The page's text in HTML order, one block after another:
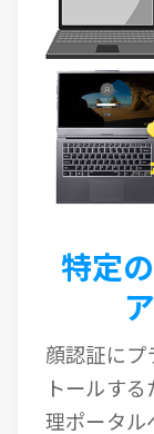
特定
顔認証にプ
トールす
理ポータル